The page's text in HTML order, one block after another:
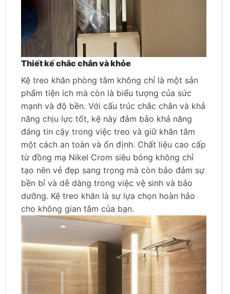
Thiết kế chắc chắn và khỏe
Kệ treo khăn phòng tắm không chỉ là một sản
phẩm tiện ích mà còn là biểu tượng của sức
mạnh và độ bền. Với cấu trúc chắc chắn và khả
năng chịu lực tốt, kệ này đảm bảo khả năng
đáng tin cậy trong việc treo và giữ khăn tắm
một cách an toàn và ổn định. Chất liệu cao cấp
từ đồng mạ Nikel Crom siêu bóng không chỉ
tạo nên vẻ đẹp sang trọng mà còn bảo đảm sự
bền bỉ và dễ dàng trong việc vệ sinh và bảo
dưỡng. Kệ treo khăn là sự lựa chọn hoàn hảo
cho không gian tắm của bạn.